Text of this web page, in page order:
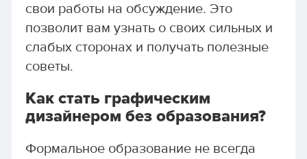
свои работы на обсуждение. Это
позволит вам узнать о своих сильных и
слабых сторонах и получать полезные
советы.
Как стать графическим
дизайнером без образования?
Формальное образование не всегда